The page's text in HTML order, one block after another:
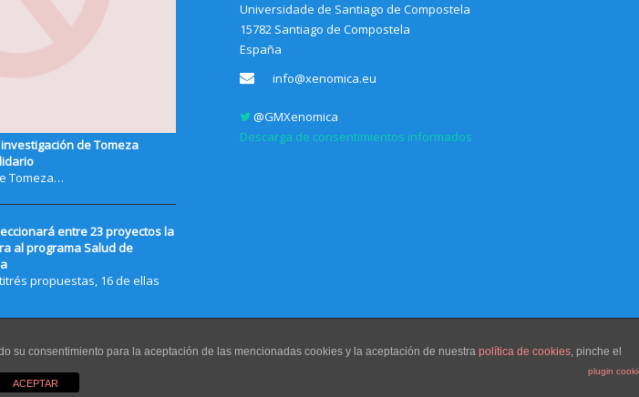
de Tomeza
Tomeza…
entre 23 proyectos la
al programa Salud de
propuestas, 16 de ellas
Universidade de Santiago de Compostela
15782 Santiago de Compostela
España
info@xenomica.eu
@GMXenomica
Descarga de consentimientos informados
su consentimiento para la aceptación de las mencionadas cookies y la aceptación de nuestra política de cookies, pinche el
plugin
ACEPTAR